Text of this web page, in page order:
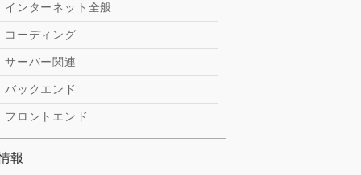
インターネット全般
コーディング
サーバー関連
バックエンド
フロントエンド
報